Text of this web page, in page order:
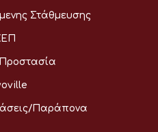
Στάθμευσης
Προστασία
Παράπονα